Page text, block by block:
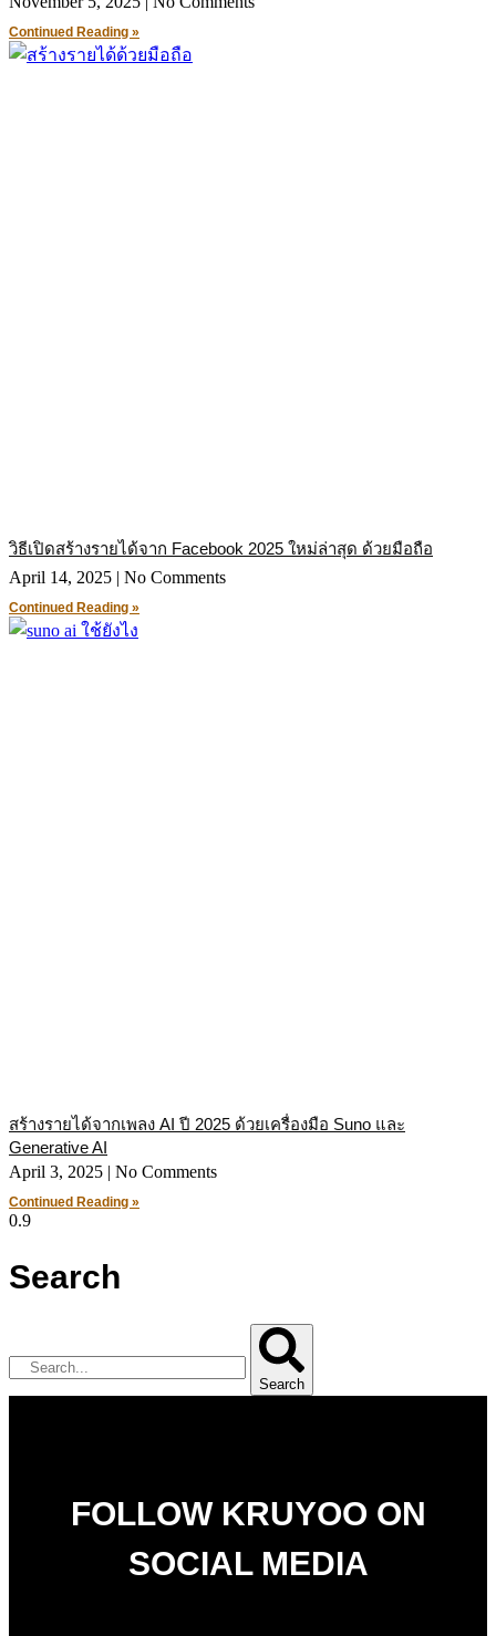
Continued Reading »
วิธีเปิดสร้างรายได้จาก Facebook 2025 ใหม่ล่าสุด ด้วยมือถือ
April 14, 2025
No Comments
Continued Reading »
สร้างรายได้จากเพลง AI ปี 2025 ด้วยเครื่องมือ Suno และ
Generative AI
April 3, 2025
No Comments
Continued Reading »
Search
Search
FOLLOW KRUYOO ON
SOCIAL MEDIA